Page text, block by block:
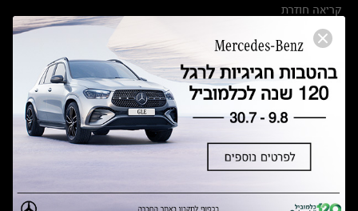
קריאה חוזרת
הודעה על הטבות לרכבי מרצדס בהסדר פשרה בתצ 56447-02-19
תקנון ימי מכירות 120 לכלמוביל
מצאו אותנו
אולמות תצוגה